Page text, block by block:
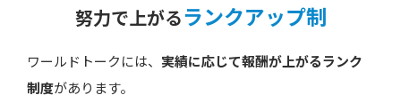
努力で上がるランクアップ制
ワールドトークには、 実績に応じて報酬が上がるランク
制度があります。